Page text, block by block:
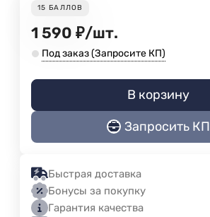
15 БАЛЛОВ
1 590 ₽/шт.
Под заказ (Запросите КП)
В корзину
Запросить КП
Быстрая доставка
Бонусы за покупку
Гарантия качества